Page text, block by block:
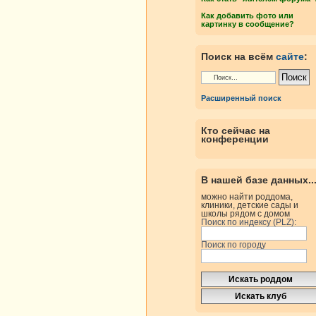
Как добавить фото или
картинку в сообщение?
Поиск на всём сайте:
Расширенный поиск
Кто сейчас на
конференции
В нашей базе данных...
можно найти роддома,
клиники, детские сады и
школы рядом с домом
Поиск по индексу (PLZ):
Поиск по городу